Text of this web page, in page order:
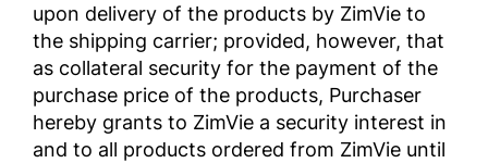
upon delivery of the products by ZimVie to
the shipping carrier; provided, however, that
as collateral security for the payment of the
purchase price of the products, Purchaser
hereby grants to ZimVie a security interest in
and to all products ordered from ZimVie until